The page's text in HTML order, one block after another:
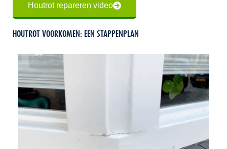
Houtrot repareren video
HOUTROT VOORKOMEN: EEN STAPPENPLAN